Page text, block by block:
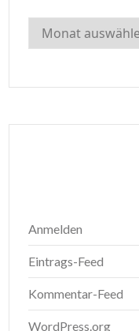
Archiv
Anmelden
Eintrags-Feed
Kommentar-Feed
WordPress.org